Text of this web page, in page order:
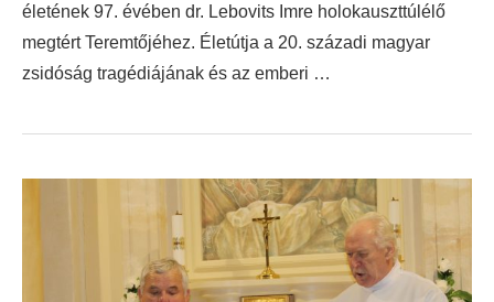
életének 97. évében dr. Lebovits Imre holokauszttúlélő
megtért Teremtőjéhez. Életútja a 20. századi magyar
zsidóság tragédiájának és az emberi …